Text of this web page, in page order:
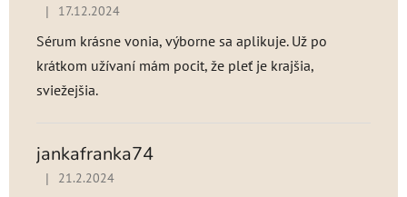
Hodnotenie produktu je 5 z 5 hviezdičiek.
| 17.12.2024
Sérum krásne vonia, výborne sa aplikuje. Už po
krátkom užívaní mám pocit, že pleť je krajšia,
sviežejšia.
jankafranka74
Hodnotenie produktu je 5 z 5 hviezdičiek.
| 21.2.2024